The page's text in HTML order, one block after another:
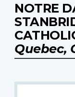
NOTRE
Quebec,